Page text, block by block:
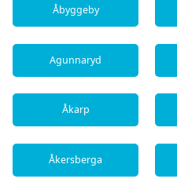
Åbyggeby
Agunnaryd
Åkarp
Åkersberga